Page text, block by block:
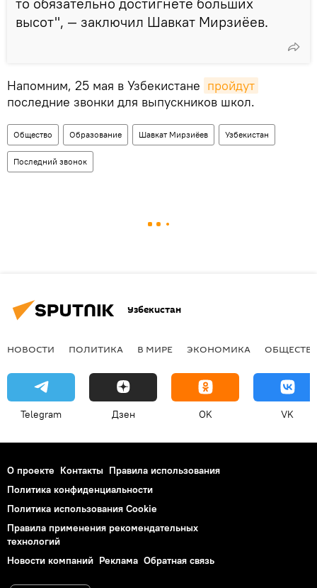
высот", — заключил Шавкат Мирзиёев.
Напомним, 25 мая в Узбекистане пройдут
последние звонки для выпускников школ.
Общество Образование Шавкат Мирзиёев Узбекистан
Последний звонок
Узбекистан
НОВОСТИ ПОЛИТИКА В МИРЕ ЭКОНОМИКА
Telegram Дзен OK VK
О проекте Контакты Правила использования
Политика конфиденциальности
Политика использования Cookie
Правила применения рекомендательных
технологий
Новости компаний Реклама Обратная связь